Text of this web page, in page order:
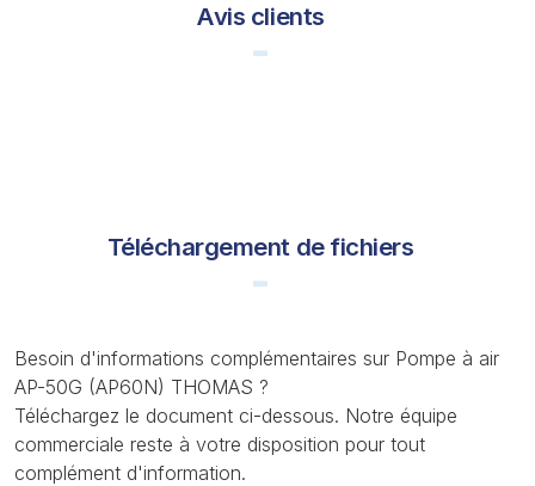
Avis clients
Téléchargement de fichiers
Besoin d'informations complémentaires sur Pompe à air
AP-50G (AP60N) THOMAS ?
Téléchargez le document ci-dessous. Notre équipe
commerciale reste à votre disposition pour tout
complément d'information.